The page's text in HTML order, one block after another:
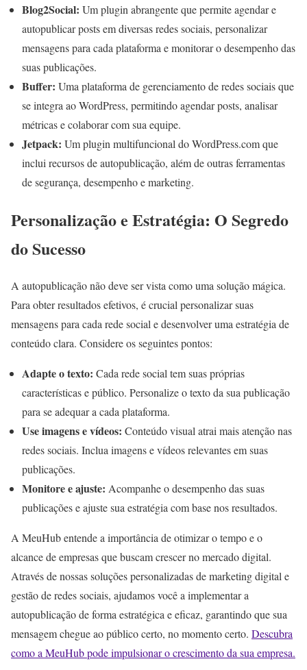
Blog2Social: Um plugin abrangente que permite agendar e
autopublicar posts em diversas redes sociais, personalizar
mensagens para cada plataforma e monitorar o desempenho das
suas publicações.
Buffer: Uma plataforma de gerenciamento de redes sociais que
se integra ao WordPress, permitindo agendar posts, analisar
métricas e colaborar com sua equipe.
Jetpack: Um plugin multifuncional do WordPress.com que
inclui recursos de autopublicação, além de outras ferramentas
de segurança, desempenho e marketing.
Personalização e Estratégia: O Segredo
do Sucesso
A autopublicação não deve ser vista como uma solução mágica.
Para obter resultados efetivos, é crucial personalizar suas
mensagens para cada rede social e desenvolver uma estratégia de
conteúdo clara. Considere os seguintes pontos:
Adapte o texto: Cada rede social tem suas próprias
características e público. Personalize o texto da sua publicação
para se adequar a cada plataforma.
Use imagens e vídeos: Conteúdo visual atrai mais atenção nas
redes sociais. Inclua imagens e vídeos relevantes em suas
publicações.
Monitore e ajuste: Acompanhe o desempenho das suas
publicações e ajuste sua estratégia com base nos resultados.
A MeuHub entende a importância de otimizar o tempo e o
alcance de empresas que buscam crescer no mercado digital.
Através de nossas soluções personalizadas de marketing digital e
gestão de redes sociais, ajudamos você a implementar a
autopublicação de forma estratégica e eficaz, garantindo que sua
mensagem chegue ao público certo, no momento certo. Descubra
como a MeuHub pode impulsionar o crescimento da sua empresa.